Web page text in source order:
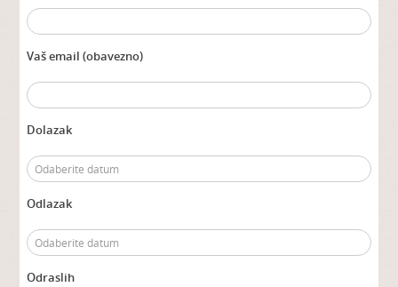
Vaš email (obavezno)
Dolazak
Odlazak
Odraslih